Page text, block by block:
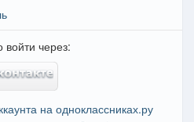
войти через: